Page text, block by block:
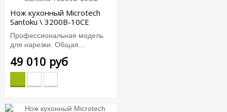
Нож кухонный Microtech
Santoku \ 3200B-10CE
Профессиональная модель
для нарезки. Общая...
49 010 руб